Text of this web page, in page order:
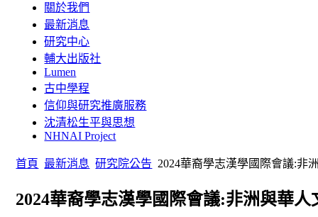
關於我們
最新消息
研究中心
輔大出版社
Lumen
古中學程
信仰與研究推廣服務
沈清松生平與思想
NHNAI Project
首頁 最新消息 研究院公告 2024華裔學志漢學國際會議:非
2024華裔學志漢學國際會議:非洲與華